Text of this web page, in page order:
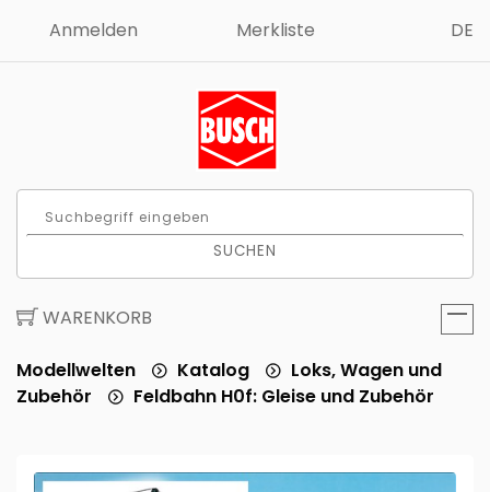
Anmelden Merkliste DE
SUCHEN
WARENKORB
Modellwelten Katalog
Loks, Wagen und
Zubehör
Feldbahn H0f: Gleise und Zubehör